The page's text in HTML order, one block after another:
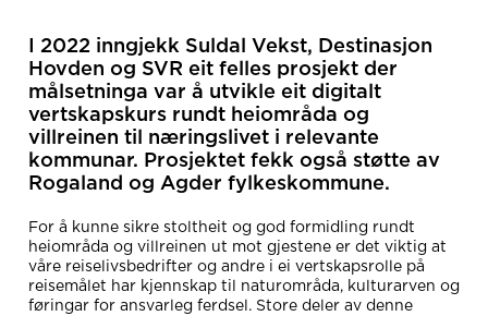
I 2022 inngjekk Suldal Vekst, Destinasjon
Hovden og SVR eit felles prosjekt der
målsetninga var å utvikle eit digitalt
vertskapskurs rundt heiområda og
villreinen til næringslivet i relevante
kommunar. Prosjektet fekk også støtte av
Rogaland og Agder fylkeskommune.
For å kunne sikre stoltheit og god formidling rundt
heiområda og villreinen ut mot gjestene er det viktig at
våre reiselivsbedrifter og andre i ei vertskapsrolle på
reisemålet har kjennskap til naturområda, kulturarven og
føringar for ansvarleg ferdsel. Store deler av denne